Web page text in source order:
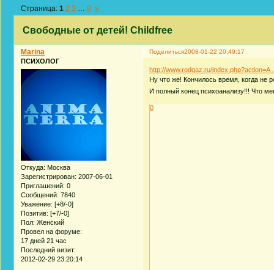
Свободные от детей! Childfree
Страница:1 2 3 8 »
Поделиться2008-01-22 20:49:17
Marina
ПСИХОЛОГ
Откуда: Москва
Зарегистрирован: 2007-06-01
Приглашений: 0
Сообщений: 7840
Уважение: [+8/-0]
Позитив: [+7/-0]
Пол: Женский
Провел на форуме:
17 дней 21 час
Последний визит:
2012-02-29 23:20:14
http://www.rodgaz.ru/
Ну что же! Кончилось время, когда не
И полный конец психоанализу!!! Что
0